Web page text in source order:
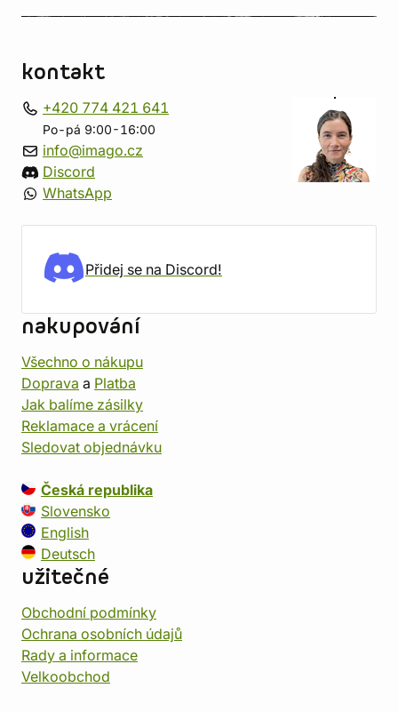
kontakt
+420 774 421 641
Po-pá 9:00-16:00
info@imago.cz
Discord
WhatsApp
Přidej se na Discord!
nakupování
Všechno o nákupu
Doprava a Platba
Jak balíme zásilky
Reklamace a vrácení
Sledovat objednávku
Česká republika
Slovensko
English
Deutsch
užitečné
Obchodní podmínky
Ochrana osobních údajů
Rady a informace
Velkoobchod